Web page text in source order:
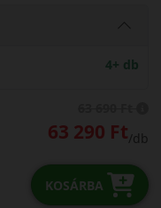
4+ db
63 290 Ft/db
KOSÁRBA